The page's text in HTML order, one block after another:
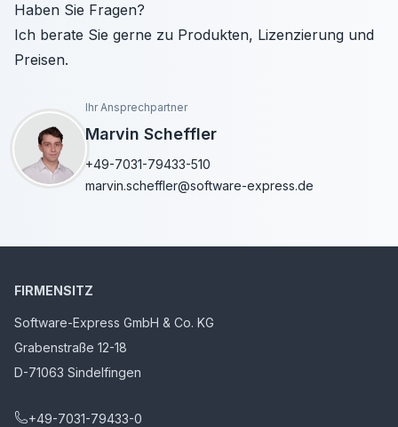
Haben Sie Fragen?
Ich berate Sie gerne zu Produkten, Lizenzierung und
Preisen.
Ihr Ansprechpartner
Marvin Scheffler
+49-7031-79433-510
marvin.scheffler@software-express.de
FIRMENSITZ
Software-Express GmbH & Co. KG
Grabenstraße 12-18
D-71063 Sindelfingen
+49-7031-79433-0